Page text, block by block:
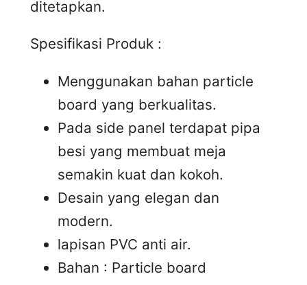
ditetapkan.
Spesifikasi Produk :
Menggunakan bahan particle
board yang berkualitas.
Pada side panel terdapat pipa
besi yang membuat meja
semakin kuat dan kokoh.
Desain yang elegan dan
modern.
lapisan PVC anti air.
Bahan : Particle board